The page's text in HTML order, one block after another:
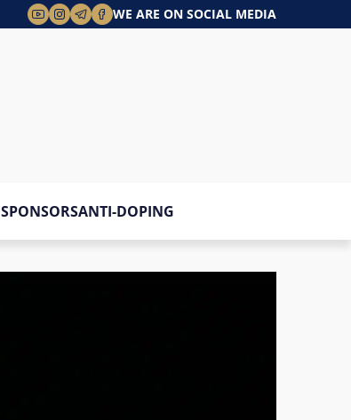
WE ARE ON SOCIAL MEDIA
SPONSORSANTI-DOPING